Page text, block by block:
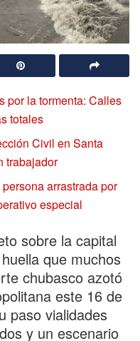
por la tormenta: Calles
totales
Civil en Santa
trabajador
arrastrada por
especial
sobre la capital
que muchos
chubasco azotó
este 16 de
paso vialidades
y un escenario